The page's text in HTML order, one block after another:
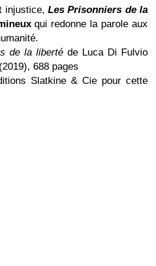
injustice, Les Prisonniers de la
qui redonne la parole aux
de la liberté de Luca Di Fulvio
688 pages
Slatkine & Cie pour cette